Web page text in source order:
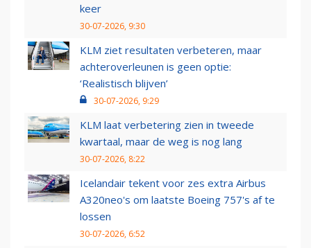
keer
30-07-2026, 9:30
KLM ziet resultaten verbeteren, maar
achteroverleunen is geen optie:
‘Realistisch blijven’
30-07-2026, 9:29
KLM laat verbetering zien in tweede
kwartaal, maar de weg is nog lang
30-07-2026, 8:22
Icelandair tekent voor zes extra Airbus
A320neo's om laatste Boeing 757's af te
lossen
30-07-2026, 6:52